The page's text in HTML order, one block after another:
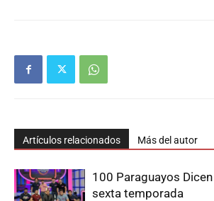
Artículos relacionados Más del autor
100 Paraguayos
sexta temporada